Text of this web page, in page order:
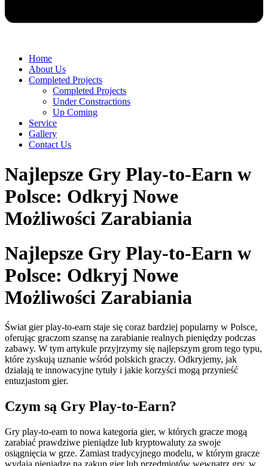
Home
About Us
Completed Projects
Completed Projects
Under Constractions
Up Coming
Service
Gallery
Contact Us
Najlepsze Gry Play-to-Earn w
Polsce: Odkryj Nowe
Możliwości Zarabiania
Najlepsze Gry Play-to-Earn w
Polsce: Odkryj Nowe
Możliwości Zarabiania
Świat gier play-to-earn staje się coraz bardziej popularny w Polsce,
oferując graczom szansę na zarabianie realnych pieniędzy podczas
zabawy. W tym artykule przyjrzymy się najlepszym grom tego typu,
które zyskują uznanie wśród polskich graczy. Odkryjemy, jak
działają te innowacyjne tytuły i jakie korzyści mogą przynieść
entuzjastom gier.
Czym są Gry Play-to-Earn?
Gry play-to-earn to nowa kategoria gier, w których gracze mogą
zarabiać prawdziwe pieniądze lub kryptowaluty za swoje
osiągnięcia w grze. Zamiast tradycyjnego modelu, w którym gracze
wydają pieniądze na zakup gier lub przedmiotów wewnątrz gry, w